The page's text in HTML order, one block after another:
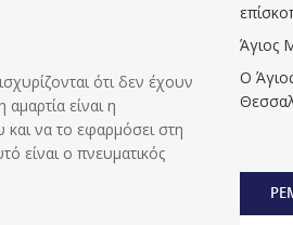
ότι δεν έχουν
είναι η
να το εφαρμόσει στη
είναι ο πνευματικός
Άγιος
Ο